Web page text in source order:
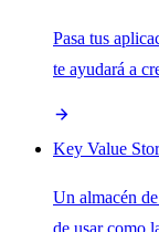
Pasa tus
te ayudará a
Key Value
Un almacén
de usar como